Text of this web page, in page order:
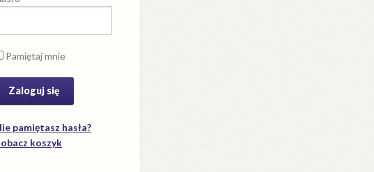
Pamiętaj mnie
pamiętasz hasła?
koszyk